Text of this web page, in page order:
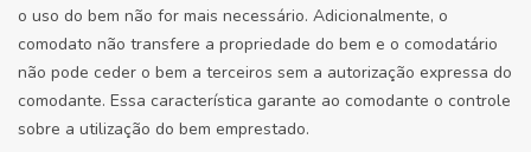
o uso do bem não for mais necessário. Adicionalmente, o
comodato não transfere a propriedade do bem e o comodatário
não pode ceder o bem a terceiros sem a autorização expressa do
comodante. Essa característica garante ao comodante o controle
sobre a utilização do bem emprestado.